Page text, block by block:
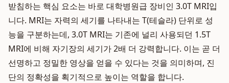
받침하는 핵심 요소는 바로 대학병원급 장비인 3.0T MRI입
니다. MRI는 자력의 세기를 나타내는 T(테슬라) 단위로 성
능을 구분하는데, 3.0T MRI는 기존에 널리 사용되던 1.5T
MRI에 비해 자기장의 세기가 2배 더 강력합니다. 이는 곧 더
선명하고 정밀한 영상을 얻을 수 있다는 것을 의미하며, 진
단의 정확성을 획기적으로 높이는 역할을 합니다.